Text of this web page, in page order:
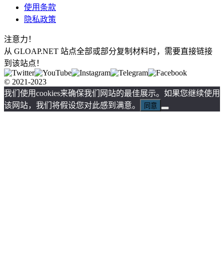
使用条款
隐私政策
注意力！
从 GLOAP.NET 站点全部或部分复制材料时，需要直接链接
到该站点！
© 2021-2023
我们使用cookies来确保我们网站的最佳展示。如果您继续使用
该网站，我们将假设您对此感到满意。
同意